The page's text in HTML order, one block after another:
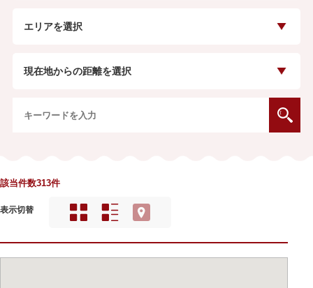
エリアを選択
現在地からの距離を選択
該当件数313件
表示切替